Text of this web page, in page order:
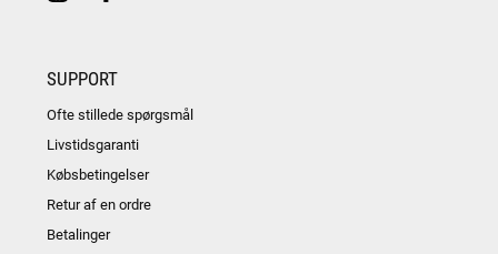
SUPPORT
Ofte stillede spørgsmål
Livstidsgaranti
Købsbetingelser
Retur af en ordre
Betalinger